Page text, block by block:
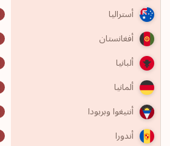
أستراليا
أفغانستان
ألبانيا
ألمانيا
أنتيغوا وبربودا
أندورا